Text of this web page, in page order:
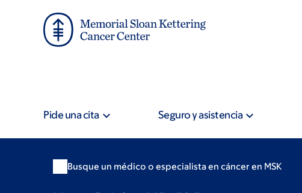
Pide una cita Seguro y asistencia
Busque un médico o especialista en cáncer en MSK